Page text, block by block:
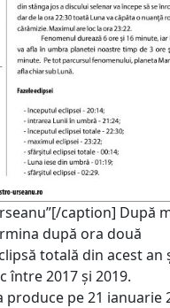
caption] După
după ora două
totală din acest an
între 2017 și 2019.
pe 21 ianuarie